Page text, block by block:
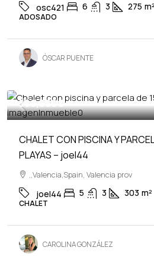
osc421 6 3 275 m²
ADOSADO
ÓSCAR PUENTE
560,000€
CHALET CON PISCINA Y
PLAYAS – joel44
,,Valencia,Spain, Valencia prov
joel44 5 3 303 m²
CHALET
CAROLINA GONZÁLEZ